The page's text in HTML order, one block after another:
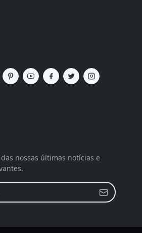
nossas últimas notícias e